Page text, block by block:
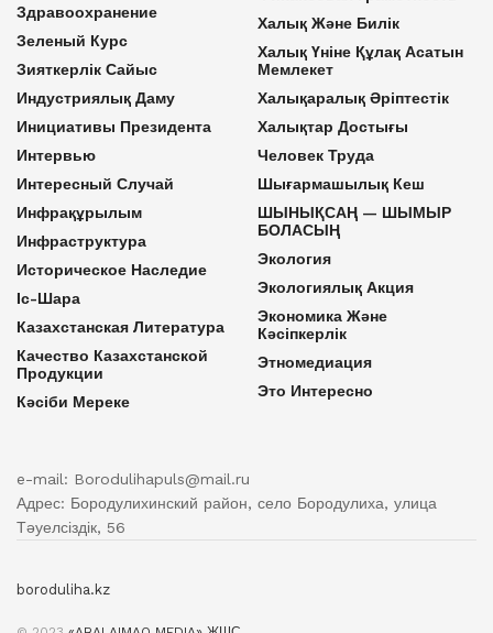
Здравоохранение
Зеленый Курс
Зияткерлік Сайыс
Индустриялық Даму
Инициативы Президента
Интервью
Интересный Случай
Инфрақұрылым
Инфраструктура
Историческое Наследие
Іс-Шара
Казахстанская Литература
Качество Казахстанской
Продукции
Кәсіби Мереке
Халық Және Билік
Халық Үніне Құлақ Асатын
Мемлекет
Халықаралық Әріптестік
Халықтар Достығы
Человек Труда
Шығармашылық Кеш
ШЫНЫҚСАҢ — ШЫМЫР
БОЛАСЫҢ
Экология
Экологиялық Акция
Экономика Және
Кәсіпкерлік
Этномедиация
Это Интересно
e-mail: Borodulihapuls@mail.ru
Адрес: Бородулихинский район, село Бородулиха, улица
Тәуелсіздік, 56
boroduliha.kz